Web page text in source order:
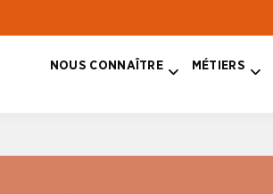
NOUS CONNAÎTRE MÉTIERS